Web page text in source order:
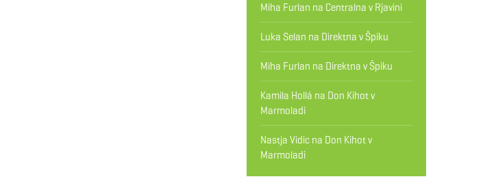
Miha Furlan na Centralna v Rjavini
Luka Selan na Direktna v Špiku
Miha Furlan na Direktna v Špiku
Kamila Hollá na Don Kihot v
Marmoladi
Nastja Vidicna Don Kihot v
Marmoladi